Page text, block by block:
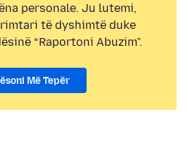
personale. Ju lutemi,
të dyshimtë duke
“Raportoni Abuzim”.
Më Tepër